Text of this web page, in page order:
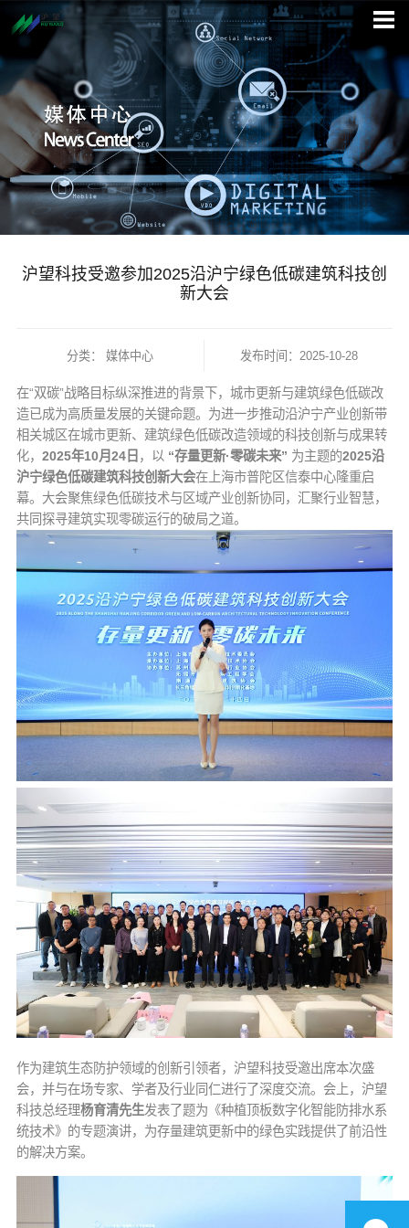
沪望科技受邀参加2025沿沪宁绿色低碳建筑科技创
新大会
分类： 媒体中心 发布时间：2025-10-28
在“双碳”战略目标纵深推进的背景下，城市更新与建筑绿色低碳改
造已成为高质量发展的关键命题。 为进一步推动沿沪宁产业创新带
相关城区在城市更新、建筑绿色低碳改造领域的科技创新与成果转
化， 2025年10月24日 ，以 “存量更新·零碳未来” 为主题的2025沿
沪宁绿色低碳建筑科技创新大会在上海市普陀区信泰中心隆重启
幕。大会聚焦绿色低碳技术与区域产业创新协同，汇聚行业智慧，
共同探寻建筑实现零碳运行的破局之道。
作为建筑生态防护领域的创新引领者，沪望科技受邀出席本次盛
会，并与在场专家、学者及行业同仁进行了深度交流。会上，沪望
科技总经理杨育清先生发表了题为《种植顶板数字化智能防排水系
统技术》的专题演讲，为存量建筑更新中的绿色实践提供了前沿性
的解决方案。